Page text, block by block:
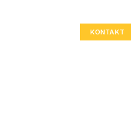
KONTAKT